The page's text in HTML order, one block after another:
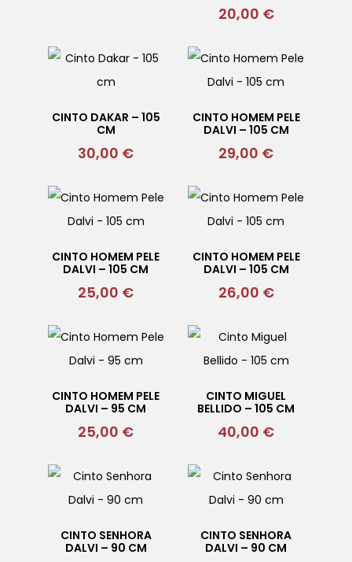
20,00 €
CINTO DAKAR – 105
CM
30,00 €
CINTO HOMEM PELE
DALVI – 105 CM
29,00 €
CINTO HOMEM PELE
DALVI – 105 CM
25,00 €
CINTO HOMEM PELE
DALVI – 105 CM
26,00 €
CINTO HOMEM PELE
DALVI – 95 CM
25,00 €
CINTO MIGUEL
BELLIDO – 105 CM
40,00 €
CINTO SENHORA
DALVI – 90 CM
CINTO SENHORA
DALVI – 90 CM